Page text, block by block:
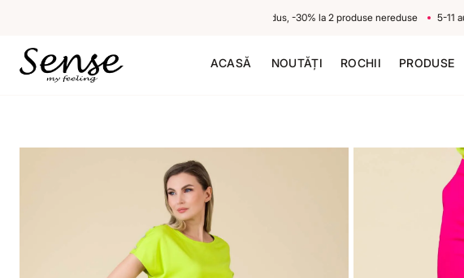
-20% la 1 produs neredus, -30% la 2 produse nereduse 5-11 august
ACASĂ NOUTĂȚI ROCHII PRODUSE